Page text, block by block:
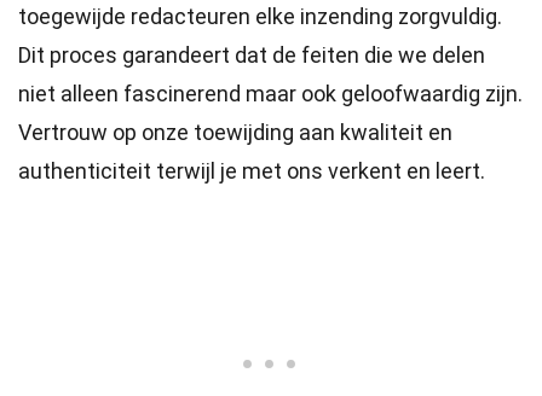
toegewijde redacteuren elke inzending zorgvuldig.
Dit proces garandeert dat de feiten die we delen
niet alleen fascinerend maar ook geloofwaardig zijn.
Vertrouw op onze toewijding aan kwaliteit en
authenticiteit terwijl je met ons verkent en leert.